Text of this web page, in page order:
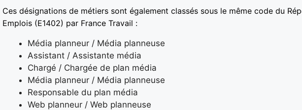
Ces désignations de métiers sont également classés sous le même code du
Emplois (E1402) par France Travail :
Média planneur / Média planneuse
Assistant / Assistante média
Chargé / Chargée de plan média
Média planneur / Média planneuse
Responsable du plan média
Web planneur / Web planneuse